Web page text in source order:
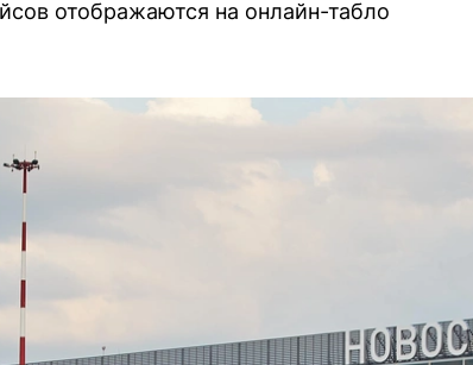
отображаются на онлайн-табло